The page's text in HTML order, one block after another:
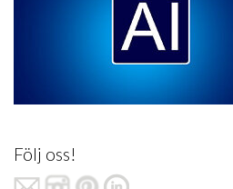
Följ oss!